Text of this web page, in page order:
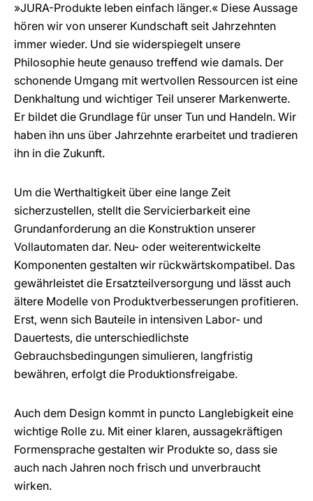
»JURA-Produkte leben einfach länger.« Diese Aussage
hören wir von unserer Kundschaft seit Jahrzehnten
immer wieder. Und sie widerspiegelt unsere
Philosophie heute genauso treffend wie damals. Der
schonende Umgang mit wertvollen Ressourcen ist eine
Denkhaltung und wichtiger Teil unserer Markenwerte.
Er bildet die Grundlage für unser Tun und Handeln. Wir
haben ihn uns über Jahrzehnte erarbeitet und tradieren
ihn in die Zukunft.
Um die Werthaltigkeit über eine lange Zeit
sicherzustellen, stellt die Servicierbarkeit eine
Grundanforderung an die Konstruktion unserer
Vollautomaten dar. Neu- oder weiterentwickelte
Komponenten gestalten wir rückwärtskompatibel. Das
gewährleistet die Ersatzteilversorgung und lässt auch
ältere Modelle von Produktverbesserungen profitieren.
Erst, wenn sich Bauteile in intensiven Labor- und
Dauertests, die unterschiedlichste
Gebrauchsbedingungen simulieren, langfristig
bewähren, erfolgt die Produktionsfreigabe.
Auch dem Design kommt in puncto Langlebigkeit eine
wichtige Rolle zu. Mit einer klaren, aussagekräftigen
Formensprache gestalten wir Produkte so, dass sie
auch nach Jahren noch frisch und unverbraucht
wirken.